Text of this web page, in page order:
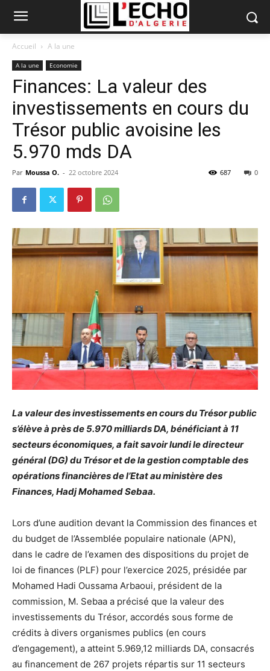
Accueil A la une
A la une Economie
Finances: La valeur des
investissements en cours du
Trésor public avoisine les
5.970 mds DA
Par Moussa O. - 22 octobre 2024 0
687
La valeur des investissements en cours du Trésor public
s’élève à près de 5.970 milliards DA, bénéficiant à 11
secteurs économiques, a fait savoir lundi le directeur
général (DG) du Trésor et de la gestion comptable des
opérations financières de l’Etat au ministère des
Finances, Hadj Mohamed Sebaa.
Lors d’une audition devant la Commission des finances et
du budget de l’Assemblée populaire nationale (APN),
dans le cadre de l’examen des dispositions du projet de
loi de finances (PLF) pour l’exercice 2025, présidée par
Mohamed Hadi Oussama Arbaoui, président de la
commission, M. Sebaa a précisé que la valeur des
investissements du Trésor, accordés sous forme de
crédits à divers organismes publics (en cours
d’engagement), a atteint 5.969,12 milliards DA, consacrés
au financement de 267 projets répartis sur 11 secteurs